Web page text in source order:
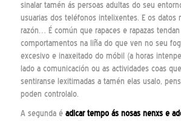
sinalar tamén ás persoas adultas do seu
usuarias dos teléfonos intelixentes. E os datos
razón… É común que rapaces e rapazas
comportamentos na liña do que ven no seu
excesivo e inaxeitado do móbil (a horas
lado a comunicación ou as actividades coas
sentiranse lexitimadas a tamén elas usalo,
poden controlalo.
A segunda é adicar tempo ás nosas nenxs e